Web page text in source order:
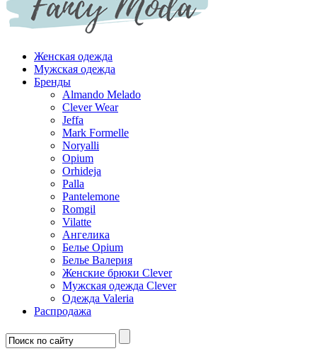
Женская одежда
Мужская одежда
Бренды
Almando Melado
Clever Wear
Jeffa
Mark Formelle
Noryalli
Opium
Orhideja
Palla
Pantelemone
Romgil
Vilatte
Ангелика
Белье Opium
Белье Валерия
Женские брюки Clever
Мужская одежда Clever
Одежда Valeria
Распродажа